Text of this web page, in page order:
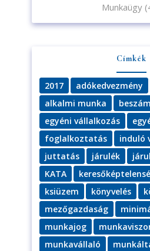
Munkaügy
Címkék
2017 adókedvezmény
alkalmi munka
egyéni vállalkozás
foglalkoztatás
induló
juttatás
járulék
KATA
ksiüzem
könyvelés
mezőgazdaság
munkajog
munkavállaló